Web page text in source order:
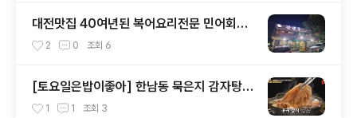
대전맛집 40여년된 복어요리전문 민어회전
문 원조 강경옥
2 0 조회 6
[토요일은밥이좋아] 한남동 묵은지 감자탕
맛집 24시 뼈다귀 감자탕
1 1 조회 3